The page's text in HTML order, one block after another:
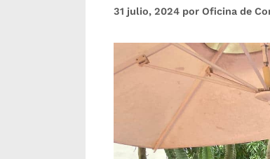
31 julio, 2024 por Oficina de